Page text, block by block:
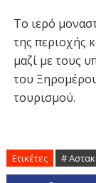
Το ιερό
της περιοχής
μαζί με τους
του
τουρισμού.
Ετικέτες #